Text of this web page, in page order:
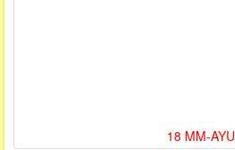
18 MM-AYU